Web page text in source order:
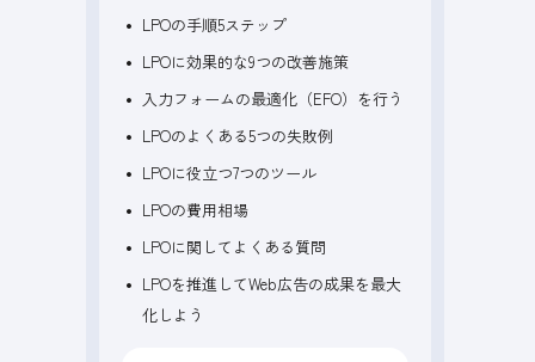
LPOの手順5ステップ
LPOに効果的な9つの改善施策
入力フォームの最適化（EFO）を行う
LPOのよくある5つの失敗例
LPOに役立つ7つのツール
LPOの費用相場
LPOに関してよくある質問
LPOを推進してWeb広告の成果を最大
化しよう